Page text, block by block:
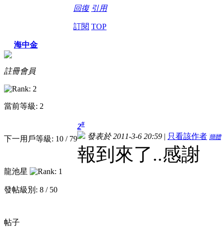
回復 引用
訂閱 TOP
海中金
註冊會員
當前等級: 2
下一用戶等級: 10 / 79
龍池星
發帖級別: 8 / 50
帖子
2#
發表於 2011-3-6 20:59 | 只看該作者 簡體
報到來了..感謝